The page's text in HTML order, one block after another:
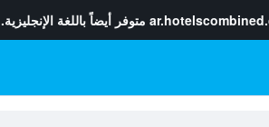
متوفر أيضاً باللغة الإنجليزية.